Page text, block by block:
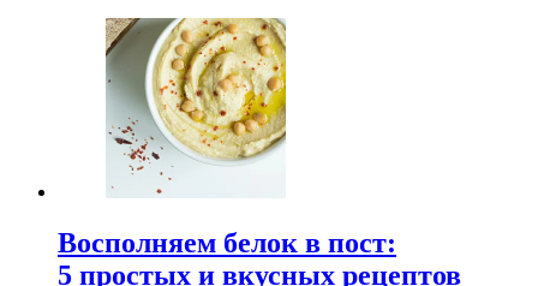
Восполняем белок в пост:
5 простых и вкусных рецептов